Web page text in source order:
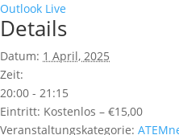
Outlook Live
Details
Datum: 1 April, 2025
Zeit:
20:00 - 21:15
Eintritt: Kostenlos – €15,00
Veranstaltungskategorie: